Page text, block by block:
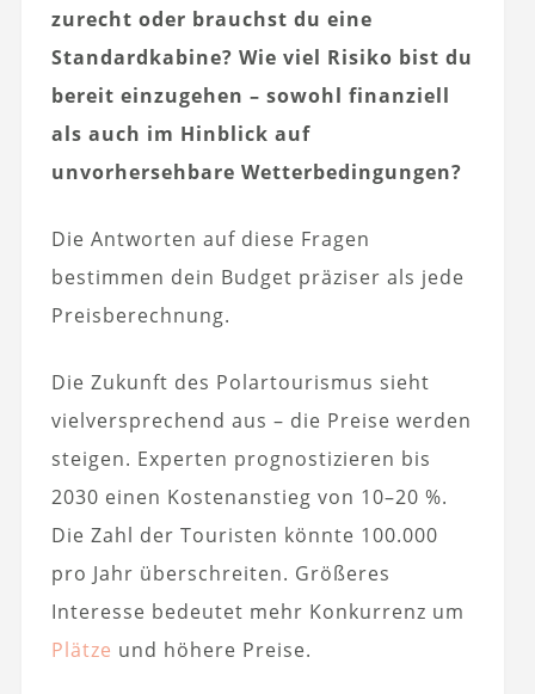
zurecht oder brauchst du eine
Standardkabine? Wie viel Risiko bist du
bereit einzugehen – sowohl finanziell
als auch im Hinblick auf
unvorhersehbare Wetterbedingungen?
Die Antworten auf diese Fragen
bestimmen dein Budget präziser als jede
Preisberechnung.
Die Zukunft des Polartourismus sieht
vielversprechend aus – die Preise werden
steigen. Experten prognostizieren bis
2030 einen Kostenanstieg von 10–20 %.
Die Zahl der Touristen könnte 100.000
pro Jahr überschreiten. Größeres
Interesse bedeutet mehr Konkurrenz um
Plätze und höhere Preise.